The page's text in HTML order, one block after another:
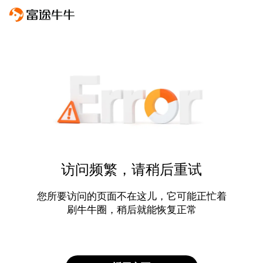
访问频繁，请稍后重试
您所要访问的页面不在这儿，它可能正忙着
刷牛牛圈，稍后就能恢复正常